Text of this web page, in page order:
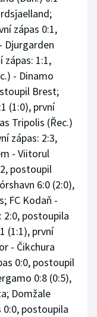
zápas 0:1,
Djurgarden
zápas: 1:1,
- Dinamo
Brest;
(1:0), první
Tripolis (Řec.)
zápas: 2:3,
- Viitorul
postoupil
6:0 (2:0),
FC Kodaň -
2:0, postoupila
(1:1), první
- Čikchura
0:0, postoupil
0:8 (0:5),
Domžale
0:0, postoupila